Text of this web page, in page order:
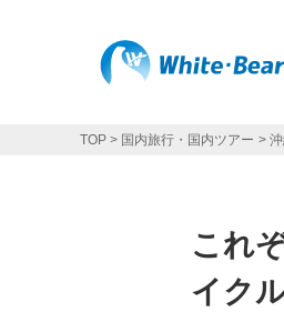
TOP 国内旅行・国内ツアー
これ
イク